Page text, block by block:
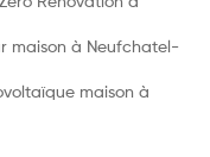
maison à Neufchatel-
maison à